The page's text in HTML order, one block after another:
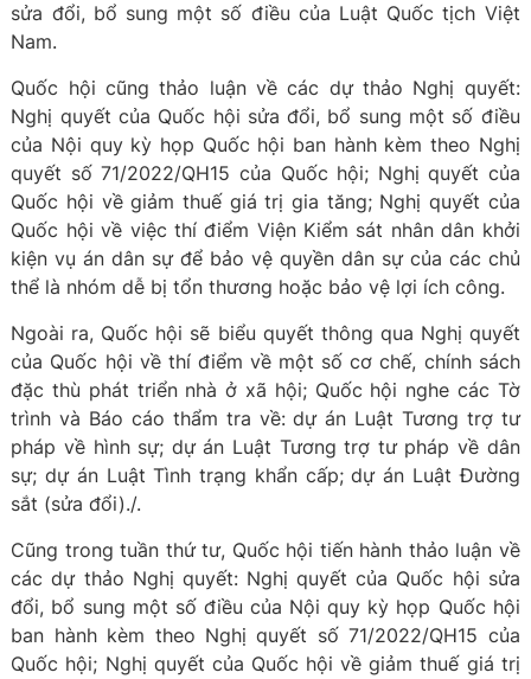
sửa đổi, bổ sung một số điều của Luật Quốc tịch Việt
Nam.
Quốc hội cũng thảo luận về các dự thảo Nghị quyết:
Nghị quyết của Quốc hội sửa đổi, bổ sung một số điều
của Nội quy kỳ họp Quốc hội ban hành kèm theo Nghị
quyết số 71/2022/QH15 của Quốc hội; Nghị quyết của
Quốc hội về giảm thuế giá trị gia tăng; Nghị quyết của
Quốc hội về việc thí điểm Viện Kiểm sát nhân dân khởi
kiện vụ án dân sự để bảo vệ quyền dân sự của các chủ
thể là nhóm dễ bị tổn thương hoặc bảo vệ lợi ích công.
Ngoài ra, Quốc hội sẽ biểu quyết thông qua Nghị quyết
của Quốc hội về thí điểm về một số cơ chế, chính sách
đặc thù phát triển nhà ở xã hội; Quốc hội nghe các Tờ
trình và Báo cáo thẩm tra về: dự án Luật Tương trợ tư
pháp về hình sự; dự án Luật Tương trợ tư pháp về dân
sự; dự án Luật Tình trạng khẩn cấp; dự án Luật Đường
sắt (sửa đổi)./.
Cũng trong tuần thứ tư, Quốc hội tiến hành thảo luận về
các dự thảo Nghị quyết: Nghị quyết của Quốc hội sửa
đổi, bổ sung một số điều của Nội quy kỳ họp Quốc hội
ban hành kèm theo Nghị quyết số 71/2022/QH15 của
Quốc hội; Nghị quyết của Quốc hội về giảm thuế giá trị